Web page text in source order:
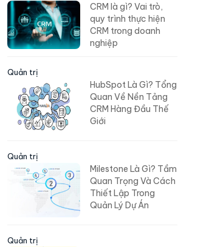
CRM là gì? Vai trò,
quy trình thực hiện
CRM trong doanh
nghiệp
Quản trị
HubSpot Là Gì? Tổng
Quan Về Nền Tảng
CRM Hàng Đầu Thế
Giới
Quản trị
Milestone Là Gì? Tầm
Quan Trọng Và Cách
Thiết Lập Trong
Quản Lý Dự Án
Quản trị